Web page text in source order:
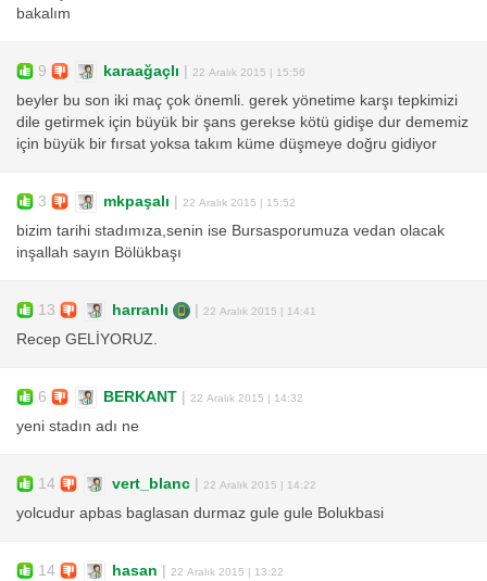
bakalım
9 karaağaçlı 22 Aralık 2015 | 15:56
beyler bu son iki maç çok önemli. gerek yönetime karşı tepkimizi
dile getirmek için büyük bir şans gerekse kötü gidişe dur dememiz
için büyük bir fırsat yoksa takım küme düşmeye doğru gidiyor
3 mkpaşalı 22 Aralık 2015 | 15:52
bizim tarihi stadımıza,senin ise Bursasporumuza vedan olacak
inşallah sayın Bölükbaşı
13 harranlı 22 Aralık 2015 | 14:41
Recep GELİYORUZ.
6 BERKANT 22 Aralık 2015 | 14:32
yeni stadın adı ne
14 vert_blanc 22 Aralık 2015 | 14:22
yolcudur apbas baglasan durmaz gule gule Bolukbasi
14 hasan 22 Aralık 2015 | 13:22